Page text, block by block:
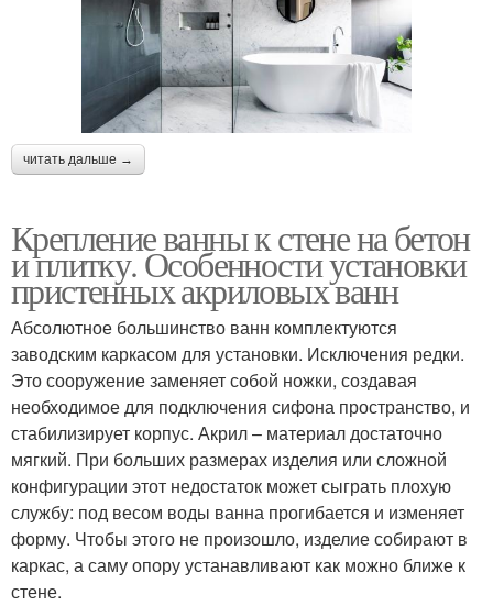
читать дальше →
Крепление ванны к стене на бетон
и плитку. Особенности установки
пристенных акриловых ванн
Абсолютное большинство ванн комплектуются
заводским каркасом для установки. Исключения редки.
Это сооружение заменяет собой ножки, создавая
необходимое для подключения сифона пространство, и
стабилизирует корпус. Акрил – материал достаточно
мягкий. При больших размерах изделия или сложной
конфигурации этот недостаток может сыграть плохую
службу: под весом воды ванна прогибается и изменяет
форму. Чтобы этого не произошло, изделие собирают в
каркас, а саму опору устанавливают как можно ближе к
стене.